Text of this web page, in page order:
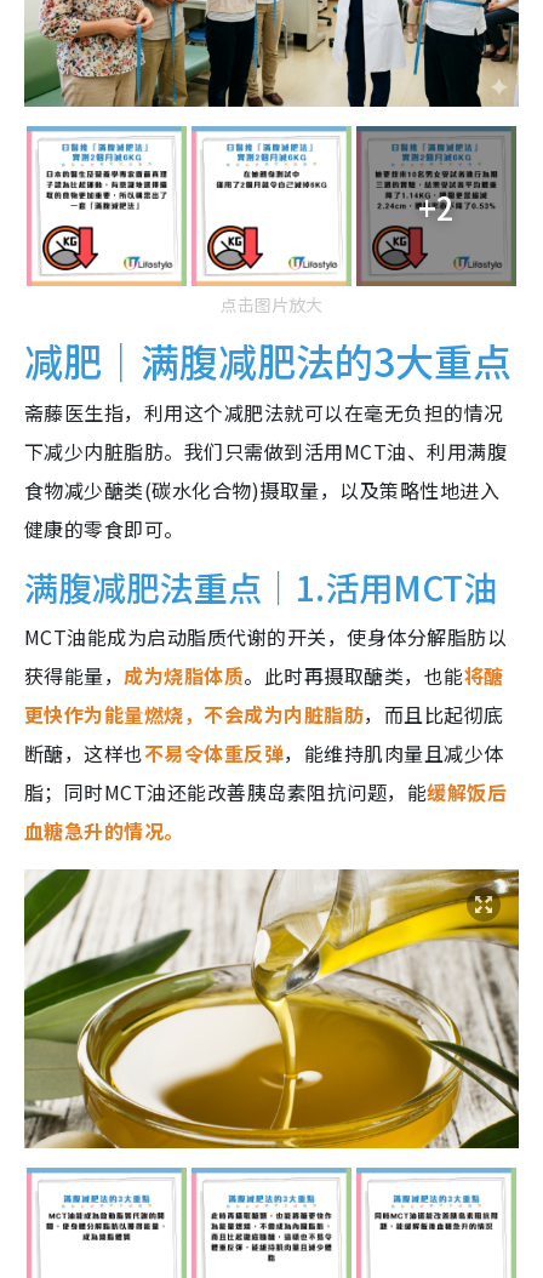
+2
点击图片放大
减肥｜满腹减肥法的3大重点
斋藤医生指，利用这个减肥法就可以在毫无负担的情况
下减少内脏脂肪。我们只需做到活用MCT油、利用满腹
食物减少醣类(碳水化合物)摄取量，以及策略性地进入
健康的零食即可。
满腹减肥法重点｜1.活用MCT油
MCT油能成为启动脂质代谢的开关，使身体分解脂肪以
获得能量，成为烧脂体质。此时再摄取醣类，也能将醣
更快作为能量燃烧，不会成为内脏脂肪，而且比起彻底
断醣，这样也不易令体重反弹，能维持肌肉量且减少体
脂；同时MCT油还能改善胰岛素阻抗问题，能缓解饭后
血糖急升的情况。